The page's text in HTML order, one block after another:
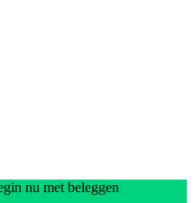
nu met beleggen